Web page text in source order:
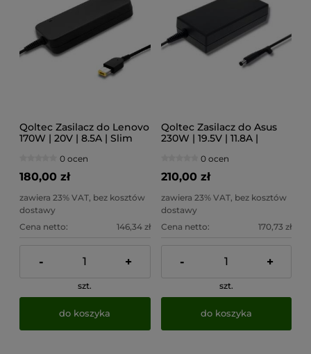
Qoltec Zasilacz do Lenovo
170W | 20V | 8.5A | Slim
0 ocen
180,00 zł
zawiera 23% VAT, bez kosztów
dostawy
Cena netto:
146,34 zł
- +
szt.
do koszyka
Qoltec Zasilacz do Asus
230W | 19.5V | 11.8A |
zasilający0 ocen
210,00 zł
zawiera 23% VAT, bez kosztów
dostawy
Cena netto:
170,73 zł
- +
szt.
do koszyka